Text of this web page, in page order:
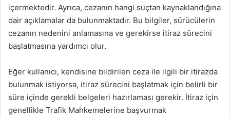
içermektedir. Ayrıca, cezanın hangi suçtan kaynaklandığına
dair açıklamalar da bulunmaktadır. Bu bilgiler, sürücülerin
cezanın nedenini anlamasına ve gerekirse itiraz sürecini
başlatmasına yardımcı olur.
Eğer kullanıcı, kendisine bildirilen ceza ile ilgili bir itirazda
bulunmak istiyorsa, itiraz sürecini başlatmak için belirli bir
süre içinde gerekli belgeleri hazırlaması gerekir. İtiraz için
genellikle Trafik Mahkemelerine başvurmak